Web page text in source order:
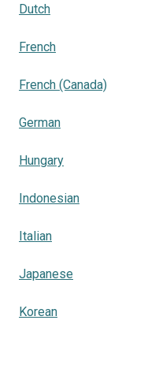
Dutch
French
French (Canada)
German
Hungary
Indonesian
Italian
Japanese
Korean